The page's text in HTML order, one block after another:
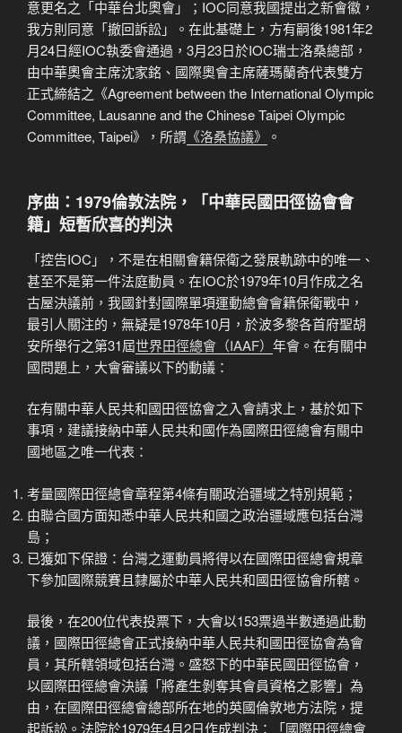
意更名之「中華台北奧會」；IOC同意我國提出之新會徽，
我方則同意「撤回訴訟」。在此基礎上，方有嗣後1981年2
月24日經IOC執委會通過，3月23日於IOC瑞士洛桑總部，
由中華奧會主席沈家銘、國際奧會主席薩瑪蘭奇代表雙方
正式締結之《Agreement between the International Olympic
Committee, Lausanne and the Chinese Taipei Olympic
Committee, Taipei》，所謂 《洛桑協議》 。
序曲：1979倫敦法院，「中華民國田徑協會會
籍」短暫欣喜的判決
「控告IOC」，不是在相關會籍保衛之發展軌跡中的唯一、
甚至不是第一件法庭動員。在IOC於1979年10月作成之名
古屋決議前，我國針對國際單項運動總會會籍保衛戰中，
最引人關注的，無疑是1978年10月，於波多黎各首府聖胡
安所舉行之第31屆世界田徑總會（IAAF） 年會。在有關中
國問題上，大會審議以下的動議：
在有關中華人民共和國田徑協會之入會請求上，基於如下
事項，建議接納中華人民共和國作為國際田徑總會有關中
國地區之唯一代表：
考量國際田徑總會章程第4條有關政治疆域之特別規範；
由聯合國方面知悉中華人民共和國之政治疆域應包括台灣
島；
已獲如下保證：台灣之運動員將得以在國際田徑總會規章
下參加國際競賽且隸屬於中華人民共和國田徑協會所轄。
最後，在200位代表投票下，大會以153票過半數通過此動
議，國際田徑總會正式接納中華人民共和國田徑協會為會
員，其所轄領域包括台灣。盛怒下的中華民國田徑協會，
以國際田徑總會決議「將產生剝奪其會員資格之影響」為
由，在國際田徑總會總部所在地的英國倫敦地方法院，提
起訴訟。法院於1979年4月2日作成判決：「國際田徑總會